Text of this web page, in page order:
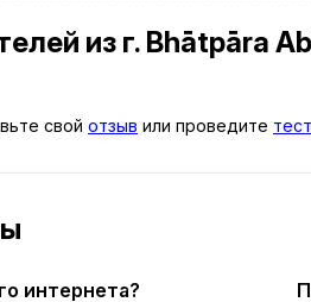
из г. Bhātpāra
свой отзыв или проведите
интернета?